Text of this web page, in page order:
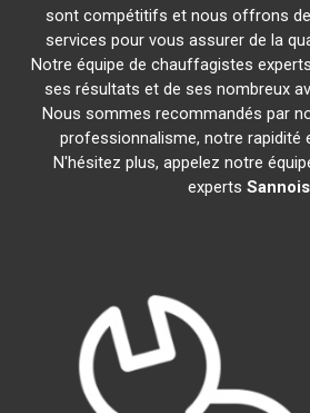
sont compétitifs et nous offrons
services pour vous assurer de la
Notre équipe de chauffagistes experts
ses résultats et de ses nombreux
Nous sommes recommandés par
professionnalisme, notre rapidité
N'hésitez plus, appelez notre
experts Sannois